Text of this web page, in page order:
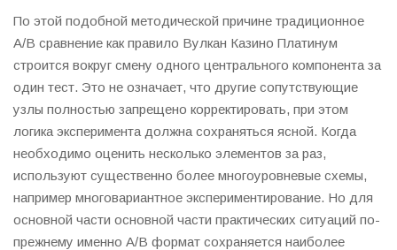
По этой подобной методической причине традиционное
A/B сравнение как правило Вулкан Казино Платинум
строится вокруг смену одного центрального компонента за
один тест. Это не означает, что другие сопутствующие
узлы полностью запрещено корректировать, при этом
логика эксперимента должна сохраняться ясной. Когда
необходимо оценить несколько элементов за раз,
используют существенно более многоуровневые схемы,
например многовариантное экспериментирование. Но для
основной части основной части практических ситуаций по-
прежнему именно A/B формат сохраняется наиболее